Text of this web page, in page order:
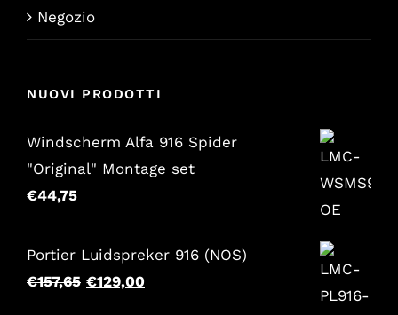
Negozio
NUOVI PRODOTTI
Windscherm Alfa 916 Spider
"Original" Montage set
€44,75
Portier Luidspreker 916 (NOS)
€157,65 Il
€129,00Il